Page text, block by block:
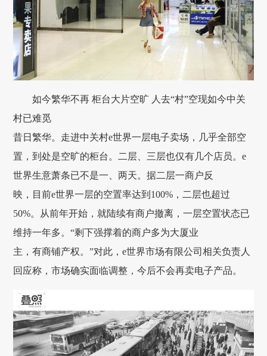
如今繁华不再 柜台大片空旷 人去“村”空现如今中关
村已难觅
昔日繁华。走进中关村e世界一层电子卖场，几乎全部空
置，到处是空旷的柜台。二层、三层也仅有几个店员。e
世界生意萧条已不是一、两天。据二层一商户反
映，目前e世界一层的空置率达到100%，二层也超过
50%。从前年开始，就陆续有商户撤离，一层空置状态已
维持一年多。“剩下强撑着的商户多为大厦业
主，有商铺产权。”对此，e世界市场有限公司相关负责人
回应称，市场确实面临调整，今后不会再卖电子产品。